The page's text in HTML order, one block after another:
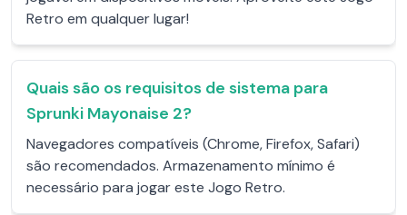
Retro em qualquer lugar!
Quais são os requisitos de sistema para
Sprunki Mayonaise 2?
Navegadores compatíveis (Chrome, Firefox, Safari)
são recomendados. Armazenamento mínimo é
necessário para jogar este Jogo Retro.